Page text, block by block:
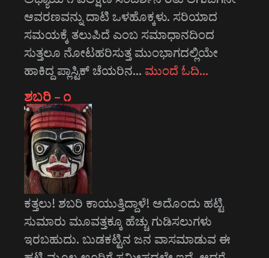
ಆವರಣವನ್ನು ದಾಟಿ ಒಳಹೊಕ್ಕಳು. ಸರಿಯಾದ
ಸಮಯಕ್ಕೆ ತಲುಪಿದೆ ಎಂಬ ಸಮಾಧಾನದಿಂದ
ಸುತ್ತಲೂ ನೋಟಹರಿಸುತ್ತ ಮುಂಭಾಗದಲ್ಲಿಯೇ
ಹಾಕಿದ್ದ ಪ್ಲಾಸ್ಟಿಕ್ ಚೆಯರಿನ… ಮುಂದೆ ಓದಿ…
ಶಬರಿ – ೧
ಕತ್ತಲು! ಶಬರಿ ಕಾಯುತ್ತಿದ್ದಾಳೆ! ಅದೊಂದು ಹಟ್ಟಿ
ಸುಮಾರು ಮೂವತ್ತಕ್ಕೂ ಹೆಚ್ಚು ಗುಡಿಸಲುಗಳು
ಇರಬಹುದು. ಬುಡಕಟ್ಟಿನ ಜನ ವಾಸಮಾಡುವ ಈ